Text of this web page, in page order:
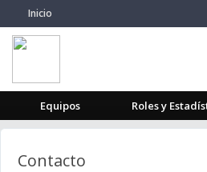
Inicio
Equipos Roles y
Contacto